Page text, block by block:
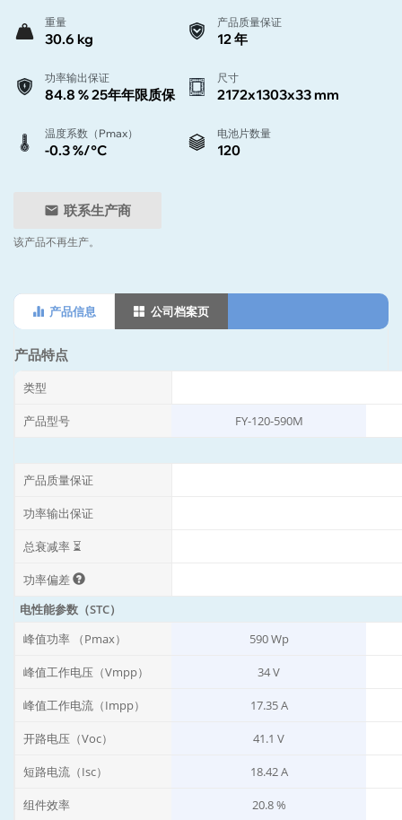
重量
30.6 kg
产品质量保证
12 年
功率输出保证
84.8 % 25年年限质保
尺寸
2172x1303x33 mm
温度系数（Pmax）
-0.3 %/°C
电池片数量
120
联系生产商
该产品不再生产。
产品信息 公司档案页
产品特点
类型
产品型号 FY-120-590M
产品质量保证
功率输出保证
总衰减率 ⏳
功率偏差
电性能参数（STC）
峰值功率 （Pmax）
590 Wp
峰值工作电压（Vmpp） 34 V
峰值工作电流（Impp） 17.35 A
开路电压（Voc） 41.1 V
短路电流（Isc） 18.42 A
组件效率
20.8 %